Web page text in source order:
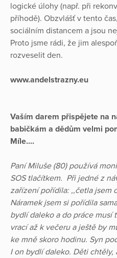
logické úlohy (např. při
příhodě). Obzvlášť v tento
sociálním distancem a jsou
Proto jsme rádi, že jim
rozveselit den.
www.andelstrazny.eu
Vaším darem přispějete na
babičkám a dědům velmi
Míle....
Paní Miluše (80) používá
SOS tlačítkem. Při jedné z
zařízení pořídila: ,,četla jsem
Náramek jsem si pořídila
bydlí daleko a do práce musí
vrací až k večeru a ještě by
ke mně skoro hodinu. Syn
I on bydlí daleko. Děti chtěly,